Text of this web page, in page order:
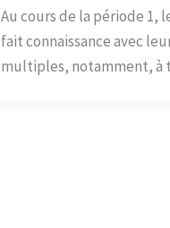
Au cours de la période 1,
fait connaissance avec
multiples, notamment, à